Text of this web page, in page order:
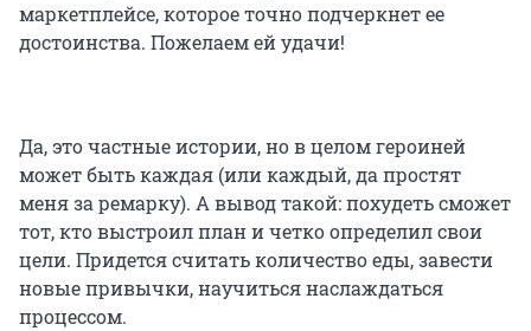
маркетплейсе, которое точно подчеркнет ее
достоинства. Пожелаем ей удачи!
Да, это частные истории, но в целом героиней
может быть каждая (или каждый, да простят
меня за ремарку). А вывод такой: похудеть сможет
тот, кто выстроил план и четко определил свои
цели. Придется считать количество еды, завести
новые привычки, научиться наслаждаться
процессом.